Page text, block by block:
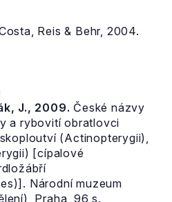
Reis & Behr, 2004.
J., 2009. České názvy
a rybovití obratlovci
(Actinopterygii),
[cípalové
Národní muzeum
Praha, 96 s.